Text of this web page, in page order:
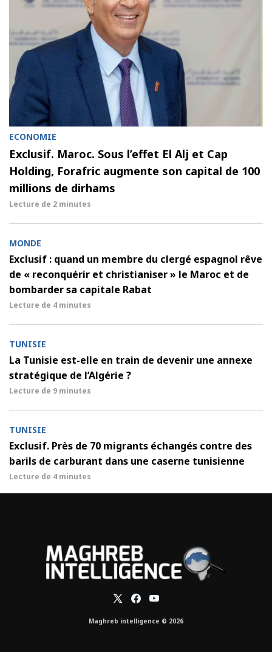
ECONOMIE
Exclusif. Maroc. Sous l’effet El Alj et Cap
Holding, Forafric augmente son capital de 100
millions de dirhams
Lecture de 2 minutes
MONDE
Exclusif : quand un membre du clergé espagnol rêve
de « reconquérir et christianiser » le Maroc et de
bombarder sa capitale Rabat
Lecture de 4 minutes
TUNISIE
La Tunisie est-elle en train de devenir une annexe
stratégique de l’Algérie ?
Lecture de 9 minutes
TUNISIE
Exclusif. Près de 70 migrants échangés contre des
barils de carburant dans une caserne tunisienne
Lecture de 4 minutes
Maghreb intelligence © 2026